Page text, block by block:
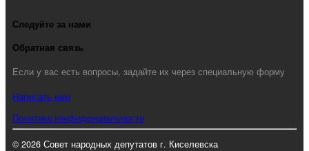
Следуйте за нами
Обратная связь
Если у вас есть вопросы, задайте их через специальную форму
Написать нам
Политика конфиденциальности
© 2026 Совет народных депутатов г. Киселевска